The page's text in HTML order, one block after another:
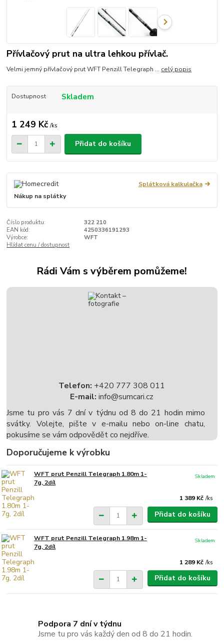
Přívlačový prut na ultra lehkou přívlač.
Velmi jemný přívlačový prut WFT Penzill Telegraph ... celý popis
Dostupnost Skladem
1 249 Kč /ks
Přidat do košíku
Splátková kalkulačka
Nákup na splátky
Číslo produktu:
322 210
EAN kód:
4250336191293
Výrobce:
WFT
Hlídat cenu / dostupnost
Rádi Vám s výběrem pomůžeme!
Telefon: +420 777 308 011
E-mail: info@sumcari.cz
Jsme tu pro vás 7 dní v týdnu od 8 do 21 hodin mimo
svátky. Volejte, pište v e-mailu nebo on-line chatu,
pokusíme se vám odpovědět co nejdříve.
Doporučujeme k výrobku
WFT prut Penzill Telegraph 1.80m 1-
7g, 2díl
1 389 Kč /ks
Skladem
Přidat do košíku
WFT prut Penzill Telegraph 1.98m 1-
7g, 2díl
1 289 Kč /ks
Skladem
Přidat do košíku
Podpora 7 dní v týdnu
Jsme tu pro vás každý den od 8 do 21 hodin.